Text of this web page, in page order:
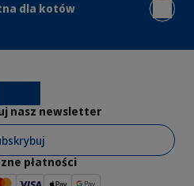
dla kotów
nasz newsletter
płatności